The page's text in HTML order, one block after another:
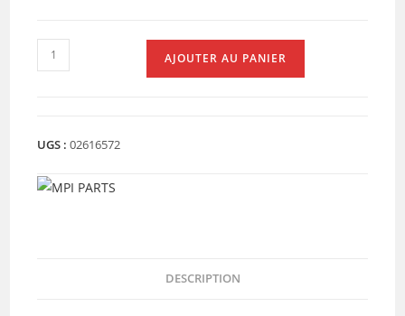
quantité
de
PARKING
T-
AJOUTER AU PANIER
UGS :02616572
DESCRIPTION